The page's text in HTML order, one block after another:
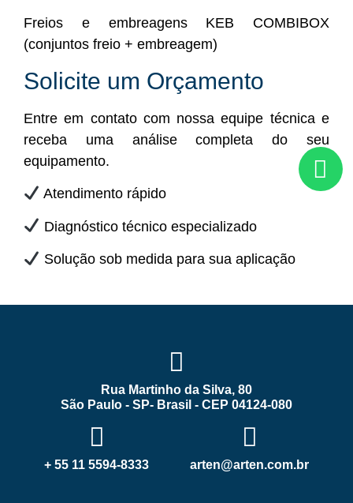
Freios e embreagens KEB COMBIBOX
(conjuntos freio + embreagem)
Solicite um Orçamento
Entre em contato com nossa equipe técnica e
receba uma análise completa do seu
equipamento.
Atendimento rápido
Diagnóstico técnico especializado
Solução sob medida para sua aplicação
Rua Martinho da Silva, 80
São Paulo - SP- Brasil - CEP 04124-080
+ 55 11 5594-8333 arten@arten.com.br